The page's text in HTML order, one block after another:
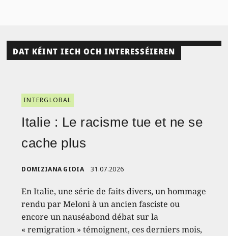
DAT KÉINT IECH OCH INTERESSÉIEREN
INTERGLOBAL
Italie : Le racisme tue et ne se
cache plus
DOMIZIANA GIOIA 31.07.2026
En Italie, une série de faits divers, un hommage
rendu par Meloni à un ancien fasciste ou
encore un nauséabond débat sur la
« remigration » témoignent, ces derniers mois,